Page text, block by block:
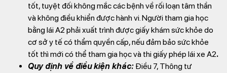
tốt, tuyệt đối không mắc các bệnh về rối loạn tâm thần
và không điều khiển được hành vi. Người tham gia học
bằng lái A2 phải xuất trình được giấy khám sức khỏe do
cơ sở y tế có thẩm quyền cấp, nếu đảm bảo sức khỏe
tốt thì mới có thể tham gia học và thi giấy phép lái xe A2.
Quy định về điều kiện khác: Điều 7, Thông tư